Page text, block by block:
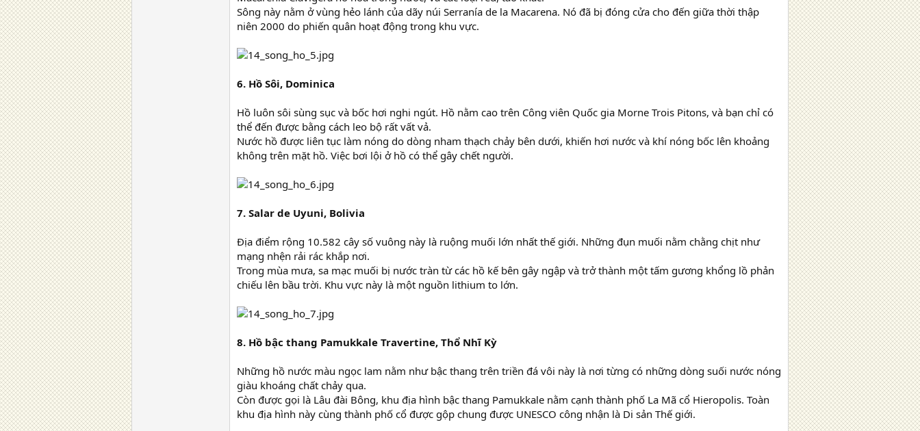
Sông này nằm ở vùng hẻo lánh của dãy núi Serranía de la Macarena. Nó đã bị đóng cửa cho đến giữa thời thập
niên 2000 do phiến quân hoạt động trong khu vực.
6. Hồ Sôi, Dominica
Hồ luôn sôi sùng sục và bốc hơi nghi ngút. Hồ nằm cao trên Công viên Quốc gia Morne Trois Pitons, và bạn chỉ có
thể đến được bằng cách leo bộ rất vất vả.
Nước hồ được liên tục làm nóng do dòng nham thạch chảy bên dưới, khiến hơi nước và khí nóng bốc lên khoảng
không trên mặt hồ. Việc bơi lội ở hồ có thể gây chết người.
7. Salar de Uyuni, Bolivia
Địa điểm rộng 10.582 cây số vuông này là ruộng muối lớn nhất thế giới. Những đụn muối nằm chằng chịt như
mạng nhện rải rác khắp nơi.
Trong mùa mưa, sa mạc muối bị nước tràn từ các hồ kế bên gây ngập và trở thành một tấm gương khổng lồ phản
chiếu lên bầu trời. Khu vực này là một nguồn lithium to lớn.
8. Hồ bậc thang Pamukkale Travertine, Thổ Nhĩ Kỳ
Những hồ nước màu ngọc lam nằm như bậc thang trên triền đá vôi này là nơi từng có những dòng suối nước nóng
giàu khoáng chất chảy qua.
Còn được gọi là Lâu đài Bông, khu địa hình bậc thang Pamukkale nằm cạnh thành phố La Mã cổ Hieropolis. Toàn
khu địa hình này cùng thành phố cổ được gộp chung được UNESCO công nhận là Di sản Thế giới.